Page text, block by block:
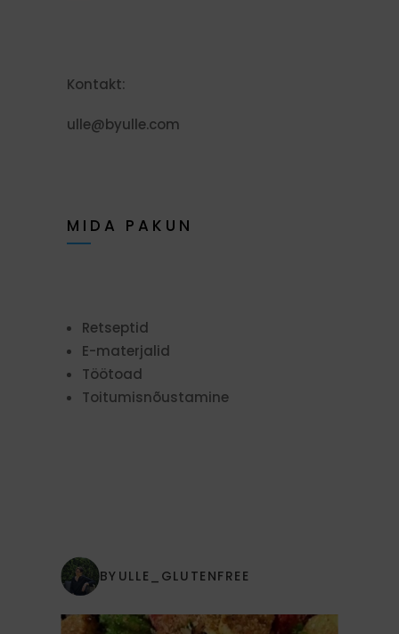
Kontakt:
ulle@byulle.com
MIDA PAKUN
Retseptid
E-materjalid
Töötoad
Toitumisnõustamine
BYULLE_GLUTENFREE